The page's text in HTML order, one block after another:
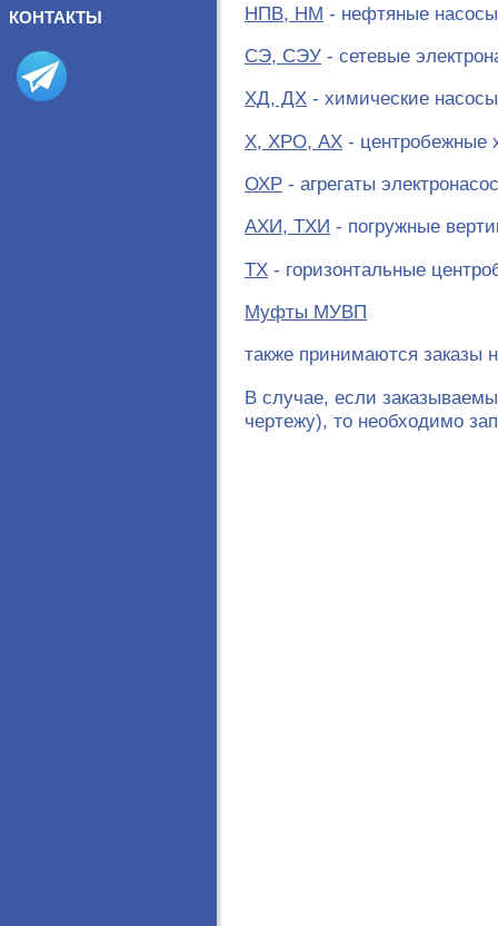
КОНТАКТЫ
НПВ, НМ - нефтяные насосы
СЭ, СЭУ - сетевые
ХД, ДХ - химические насосы
Х, ХРО, АХ - центробежные
ОХР - агрегаты
АХИ, ТХИ - погружные
ТХ - горизонтальные
Муфты МУВП
также принимаются заказы
В случае, если
чертежу), то необходимо